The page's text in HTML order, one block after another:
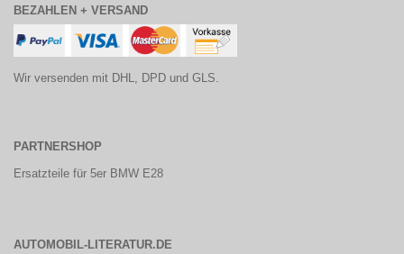
BEZAHLEN + VERSAND
Wir versenden mit DHL, DPD und GLS.
PARTNERSHOP
Ersatzteile für 5er BMW E28
AUTOMOBIL-LITERATUR.DE